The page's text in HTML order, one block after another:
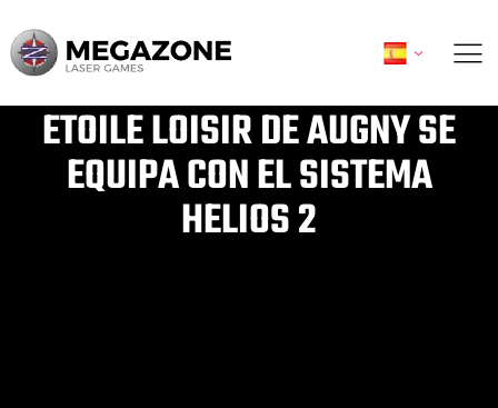
contenido
ETOILE LOISIR DE AUGNY SE
EQUIPA CON EL SISTEMA
HELIOS 2